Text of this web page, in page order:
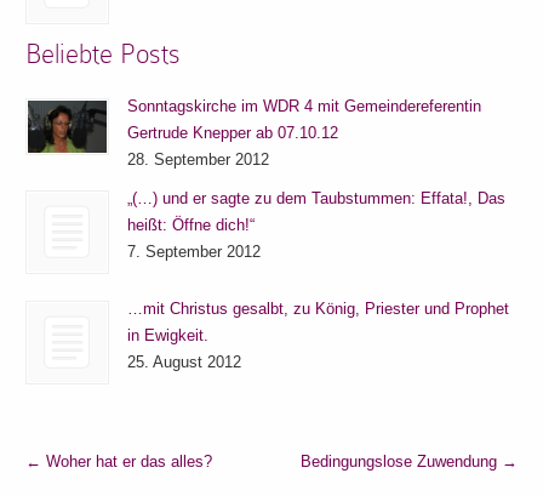
Beliebte Posts
Sonntagskirche im WDR 4 mit Gemeindereferentin
Gertrude Knepper ab 07.10.12
28. September 2012
„(…) und er sagte zu dem Taubstummen: Effata!, Das
heißt: Öffne dich!“
7. September 2012
…mit Christus gesalbt, zu König, Priester und Prophet
in Ewigkeit.
25. August 2012
← Woher hat er das alles? Bedingungslose Zuwendung →